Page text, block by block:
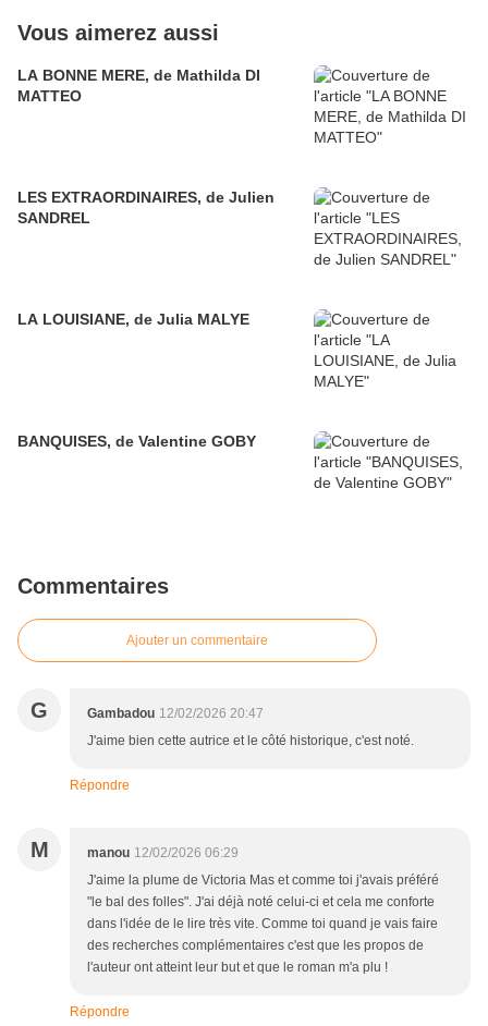
Vous aimerez aussi
LA BONNE MERE, de Mathilda DI
MATTEO
LES EXTRAORDINAIRES, de Julien
SANDREL
LA LOUISIANE, de Julia MALYE
BANQUISES, de Valentine GOBY
Commentaires
Ajouter un commentaire
G Gambadou 12/02/2026 20:47
J'aime bien cette autrice et le côté historique, c'est noté.
Répondre
M manou 12/02/2026 06:29
J'aime la plume de Victoria Mas et comme toi j'avais préféré
"le bal des folles". J'ai déjà noté celui-ci et cela me conforte
dans l'idée de le lire très vite. Comme toi quand je vais faire
des recherches complémentaires c'est que les propos de
l'auteur ont atteint leur but et que le roman m'a plu !
Répondre